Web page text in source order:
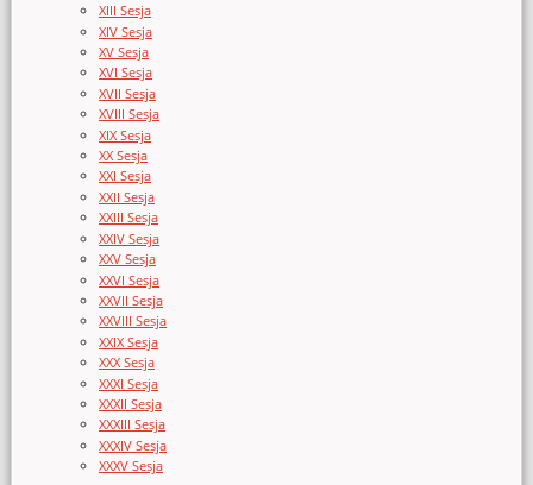
XIII Sesja
XIV Sesja
XV Sesja
XVI Sesja
XVII Sesja
XVIII Sesja
XIX Sesja
XX Sesja
XXI Sesja
XXII Sesja
XXIII Sesja
XXIV Sesja
XXV Sesja
XXVI Sesja
XXVII Sesja
XXVIII Sesja
XXIX Sesja
XXX Sesja
XXXI Sesja
XXXII Sesja
XXXIII Sesja
XXXIV Sesja
XXXV Sesja